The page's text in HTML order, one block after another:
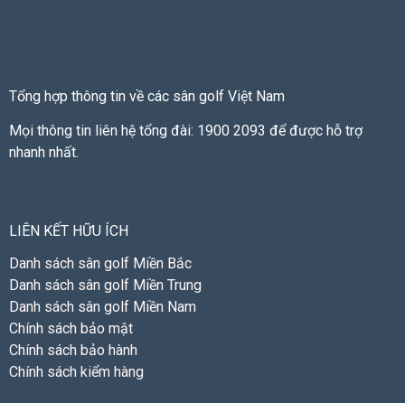
Tổng hợp thông tin về các sân golf Việt Nam
Mọi thông tin liên hệ tổng đài: 1900 2093 để được hỗ trợ
nhanh nhất.
LIÊN KẾT HỮU ÍCH
Danh sách sân golf Miền Bắc
Danh sách sân golf Miền Trung
Danh sách sân golf Miền Nam
Chính sách bảo mật
Chính sách bảo hành
Chính sách kiểm hàng